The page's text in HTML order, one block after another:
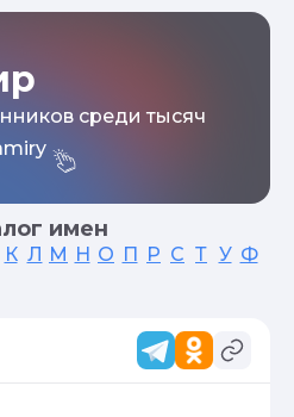
среди тысяч
имен
К Л М Н О П Р С Т У Ф